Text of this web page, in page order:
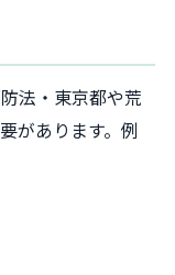
法・東京都や荒
があります。例